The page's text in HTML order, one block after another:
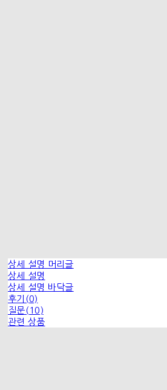
상세 설명 머리글
상세 설명
상세 설명 바닥글
후기(0)
질문(10)
관련 상품